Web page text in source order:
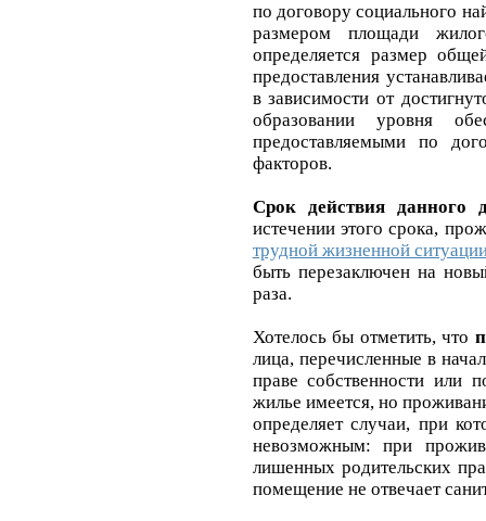
по договору социального
размером площади
определяется размер
предоставления
в зависимости от
образовании уровня
предоставляемыми по
факторов.
Срок действия данного
истечении этого срока,
трудной жизненной
быть перезаключен на
раза.
Хотелось бы отметить, что
лица, перечисленные в
праве собственности или
жилье имеется, но
определяет случаи, при
невозможным: при
лишенных родительских
помещение не отвечает